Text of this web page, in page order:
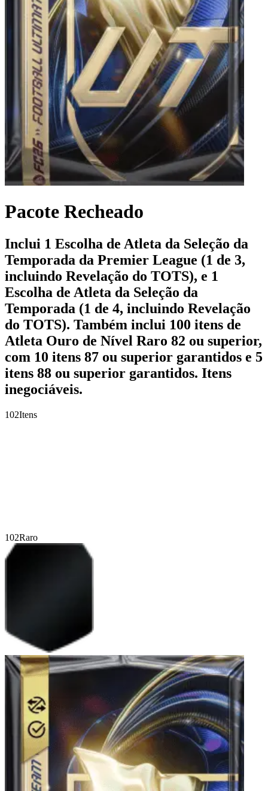
Pacote Recheado
Inclui 1 Escolha de Atleta da Seleção da
Temporada da Premier League (1 de 3,
incluindo Revelação do TOTS), e 1
Escolha de Atleta da Seleção da
Temporada (1 de 4, incluindo Revelação
do TOTS). Também inclui 100 itens de
Atleta Ouro de Nível Raro 82 ou superior,
com 10 itens 87 ou superior garantidos e 5
itens 88 ou superior garantidos. Itens
inegociáveis.
102Itens
102Raro